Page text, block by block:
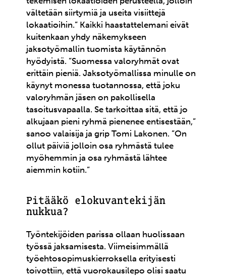
vältetään siirtymiä ja useita visiittejä
lokaatioihin.” Kaikki haastattelemani eivät
kuitenkaan yhdy näkemykseen
jaksotyömallin tuomista käytännön
hyödyistä. ”Suomessa valoryhmät ovat
erittäin pieniä. Jaksotyömallissa minulle on
käynyt monessa tuotannossa, että joku
valoryhmän jäsen on pakollisella
tasoitusvapaalla. Se tarkoittaa sitä, että jo
alkujaan pieni ryhmä pienenee entisestään,”
sanoo valaisija ja grip Tomi Lakonen. ”On
ollut päiviä jolloin osa ryhmästä tulee
myöhemmin ja osa ryhmästä lähtee
aiemmin kotiin.”
Pitääkö elokuvantekijän
nukkua?
Työntekijöiden parissa ollaan huolissaan
työssä jaksamisesta. Viimeisimmällä
työehtosopimuskierroksella erityisesti
toivottiin, että vuorokausilepo olisi saatu